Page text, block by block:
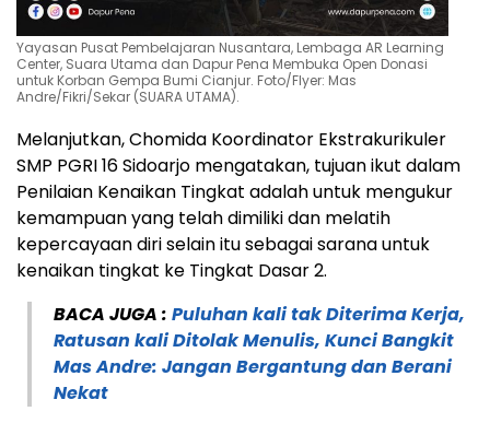
Yayasan Pusat Pembelajaran Nusantara, Lembaga AR Learning
Center, Suara Utama dan Dapur Pena Membuka Open Donasi
untuk Korban Gempa Bumi Cianjur. Foto/Flyer: Mas
Andre/Fikri/Sekar (SUARA UTAMA).
Melanjutkan, Chomida Koordinator Ekstrakurikuler
SMP PGRI 16 Sidoarjo mengatakan, tujuan ikut dalam
Penilaian Kenaikan Tingkat adalah untuk mengukur
kemampuan yang telah dimiliki dan melatih
kepercayaan diri selain itu sebagai sarana untuk
kenaikan tingkat ke Tingkat Dasar 2.
BACA JUGA : Puluhan kali tak Diterima Kerja,
Ratusan kali Ditolak Menulis, Kunci Bangkit
Mas Andre: Jangan Bergantung dan Berani
Nekat